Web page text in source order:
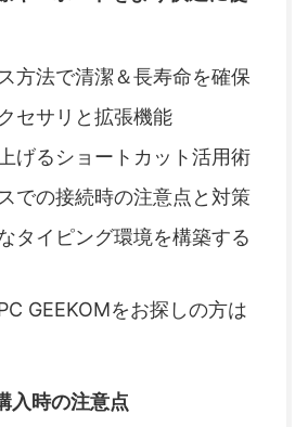
方法で清潔＆長寿命を確保
セサリと拡張機能
げるショートカット活用術
での接続時の注意点と対策
タイピング環境を構築する
GEEKOMをお探しの方は
入時の注意点